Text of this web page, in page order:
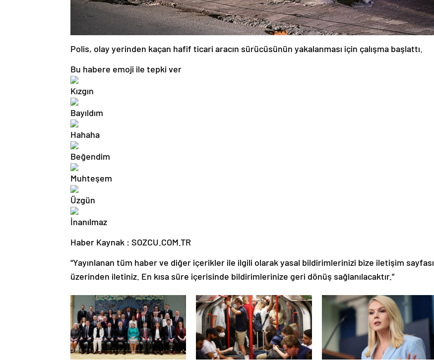
Polis, olay yerinden kaçan hafif ticari aracın sürücüsünün yakalanması için çalışma başlattı.
Bu habere emoji ile tepki ver
Haber Kaynak : SOZCU.COM.TR
“Yayınlanan tüm haber ve diğer içerikler ile ilgili olarak yasal bildirimlerinizi bize iletişim sayfası
üzerinden iletiniz. En kısa süre içerisinde bildirimlerinize geri dönüş sağlanılacaktır.”